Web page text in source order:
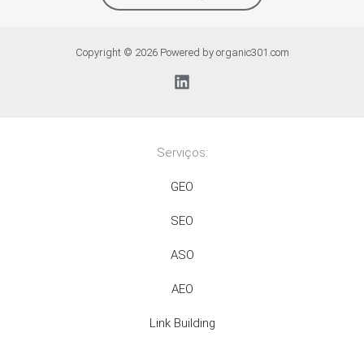
Copyright © 2026 Powered by organic301.com
Serviços:
GEO
SEO
ASO
AEO
Link Building